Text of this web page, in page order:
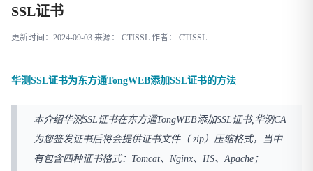
SSL证书
更新时间：2024-09-03 来源： CTISSL 作者： CTISSL
华测SSL证书为东方通TongWEB添加SSL证书的方法
本介绍华测SSL证书在东方通TongWEB添加SSL证书,华测CA
为您签发证书后将会提供证书文件（.zip）压缩格式，当中
有包含四种证书格式：Tomcat、Nginx、IIS、Apache；